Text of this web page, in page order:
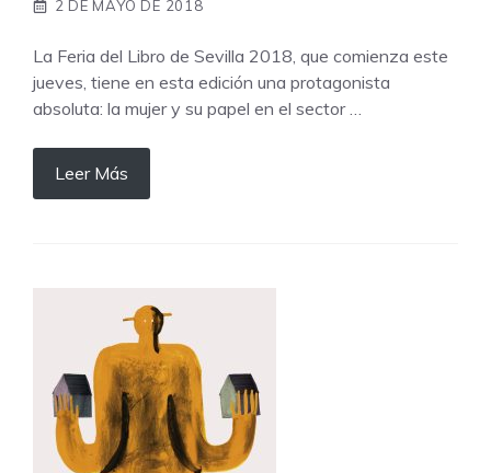
2 DE MAYO DE 2018
La Feria del Libro de Sevilla 2018, que comienza este
jueves, tiene en esta edición una protagonista
absoluta: la mujer y su papel en el sector …
Leer Más